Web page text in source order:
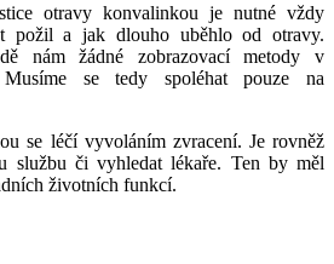
otravy konvalinkou je nutné vždy
požil a jak dlouho uběhlo od otravy.
nám žádné zobrazovací metody v
Musíme se tedy spoléhat pouze na
se léčí vyvoláním zvracení. Je rovněž
službu či vyhledat lékaře. Ten by měl
životních funkcí.